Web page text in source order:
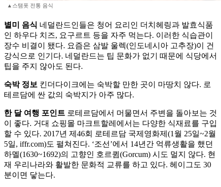
▲스탬폿 전통 음식
별미 음식 네덜란드인들은 청어 요리인 더치헤링과 발효식품
인 하우다 치즈, 요구르트 등을 자주 먹는다. 이러한 식습관이
장수 비결이 됐다. 요즘은 삼발 울렉(인도네시아 고추장)이 건
강식으로 인기다. 네덜란드는 팁 문화가 없기 때문에 식당에서
팁을 주지 않아도 된다.
숙박 정보 킨더다이크에는 숙박할 만한 곳이 마땅치 않다. 로
테르담에 싼 값의 숙박지가 아주 많다.
한 달 여행 포인트 로테르담에서 머물면서 주변을 돌아보는 것
이 좋다. 거대 쇼핑몰 마크트할레에서는 다양한 식재료를 구입
할 수 있다. 2017년 제46회 로테르담 국제영화제(1월 25일~2월
5일, iffr.com)도 펼쳐진다. ‘조선’에서 14년간 억류생활을 했던
하멜(1630~1692)의 고향인 호르큄(Gorcum) 시도 멀지 않다. 현
재 우리나라와 활발한 문화적 교류를 하고 있다. 헤이그도 30
분이면 닿는다.